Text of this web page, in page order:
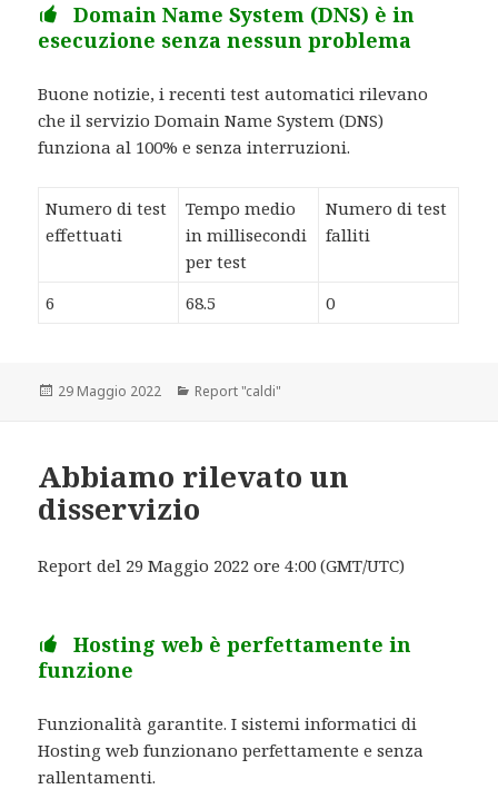
Domain Name System (DNS) è in
esecuzione senza nessun problema
Buone notizie, i recenti test automatici rilevano
che il servizio Domain Name System (DNS)
funziona al 100% e senza interruzioni.
Numero di test
effettuati
Tempo medio
in millisecondi
per test
Numero di test
falliti
6 68.5 0
Scritto
29 Maggio 2022 Categorie
Report "caldi"
Abbiamo rilevato un
disservizio
Report del 29 Maggio 2022 ore 4:00 (GMT/UTC)
Hosting web è perfettamente in
funzione
Funzionalità garantite. I sistemi informatici di
Hosting web funzionano perfettamente e senza
rallentamenti.